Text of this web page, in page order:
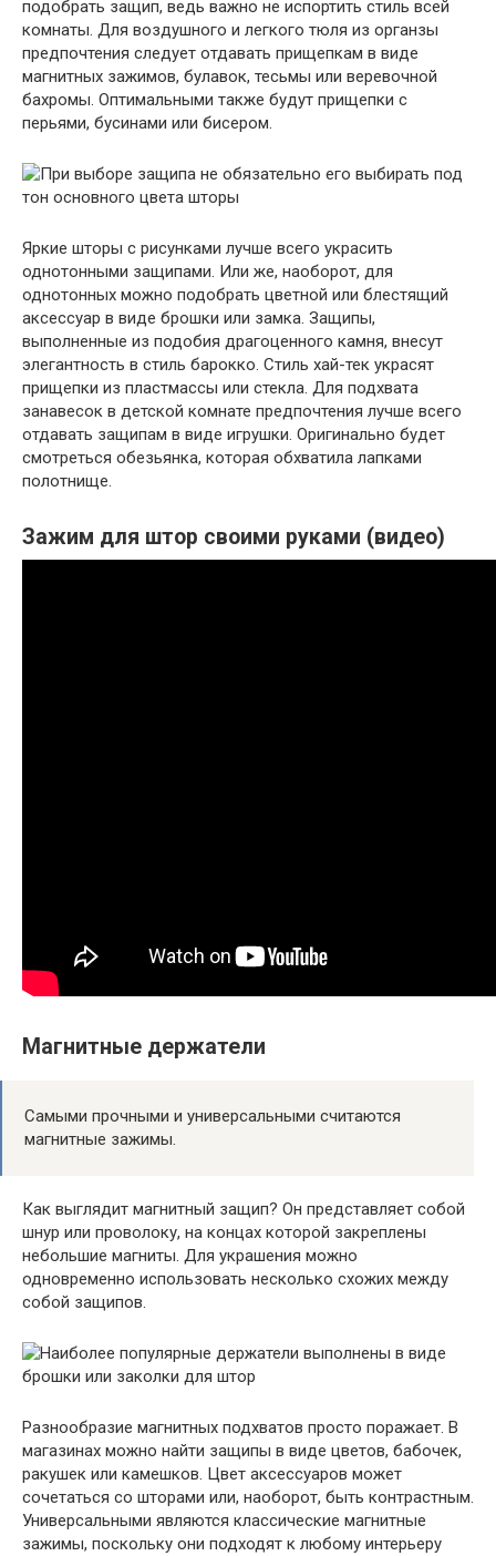
подобрать защип, ведь важно не испортить стиль всей
комнаты. Для воздушного и легкого тюля из органзы
предпочтения следует отдавать прищепкам в виде
магнитных зажимов, булавок, тесьмы или веревочной
бахромы. Оптимальными также будут прищепки с
перьями, бусинами или бисером.
Яркие шторы с рисунками лучше всего украсить
однотонными защипами. Или же, наоборот, для
однотонных можно подобрать цветной или блестящий
аксессуар в виде брошки или замка. Защипы,
выполненные из подобия драгоценного камня, внесут
элегантность в стиль барокко. Стиль хай-тек украсят
прищепки из пластмассы или стекла. Для подхвата
занавесок в детской комнате предпочтения лучше всего
отдавать защипам в виде игрушки. Оригинально будет
смотреться обезьянка, которая обхватила лапками
полотнище.
Зажим для штор своими руками (видео)
Магнитные держатели
Самыми прочными и универсальными считаются
магнитные зажимы.
Как выглядит магнитный защип? Он представляет собой
шнур или проволоку, на концах которой закреплены
небольшие магниты. Для украшения можно
одновременно использовать несколько схожих между
собой защипов.
Разнообразие магнитных подхватов просто поражает. В
магазинах можно найти защипы в виде цветов, бабочек,
ракушек или камешков. Цвет аксессуаров может
сочетаться со шторами или, наоборот, быть контрастным.
Универсальными являются классические магнитные
зажимы, поскольку они подходят к любому интерьеру